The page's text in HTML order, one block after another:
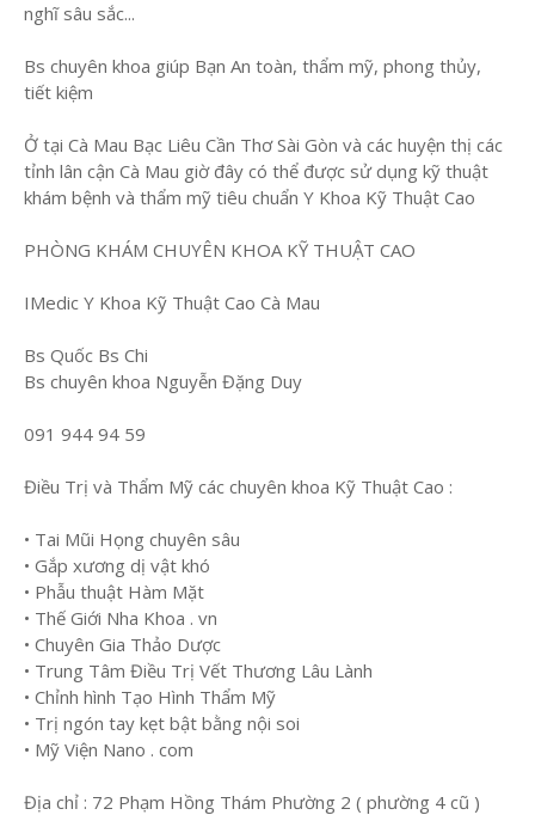
nghĩ sâu sắc...
Bs chuyên khoa giúp Bạn An toàn, thẩm mỹ, phong thủy,
tiết kiệm
Ở tại Cà Mau Bạc Liêu Cần Thơ Sài Gòn và các huyện thị các
tỉnh lân cận Cà Mau giờ đây có thể được sử dụng kỹ thuật
khám bệnh và thẩm mỹ tiêu chuẩn Y Khoa Kỹ Thuật Cao
PHÒNG KHÁM CHUYÊN KHOA KỸ THUẬT CAO
IMedic Y Khoa Kỹ Thuật Cao Cà Mau
Bs Quốc Bs Chi
Bs chuyên khoa Nguyễn Đặng Duy
091 944 94 59
Điều Trị và Thẩm Mỹ các chuyên khoa Kỹ Thuật Cao :
• Tai Mũi Họng chuyên sâu
• Gắp xương dị vật khó
• Phẫu thuật Hàm Mặt
• Thế Giới Nha Khoa . vn
• Chuyên Gia Thảo Dược
• Trung Tâm Điều Trị Vết Thương Lâu Lành
• Chỉnh hình Tạo Hình Thẩm Mỹ
• Trị ngón tay kẹt bật bằng nội soi
• Mỹ Viện Nano . com
Địa chỉ : 72 Phạm Hồng Thám Phường 2 ( phường 4 cũ )